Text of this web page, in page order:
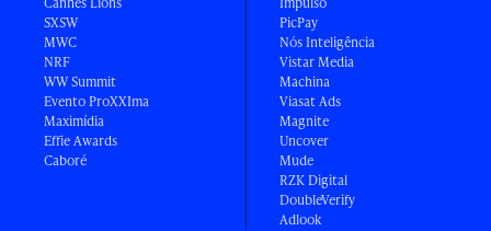
SXSW
MWC
NRF
WW Summit
Evento ProXXIma
Maximídia
Effie Awards
Caboré
PicPay
Nós Inteligência
Vistar Media
Machina
Viasat Ads
Magnite
Uncover
Mude
RZK Digital
DoubleVerify
Adlook